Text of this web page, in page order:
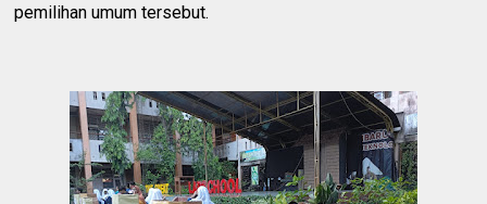
pemilihan umum tersebut.